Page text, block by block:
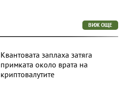
ВИЖ ОЩЕ
Квантовата заплаха затяга
примката около врата на
криптовалутите